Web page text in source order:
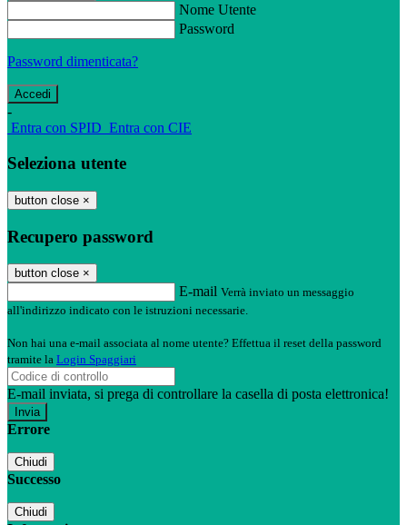
Nome Utente
Password
Password dimenticata?
-
Entra con SPID Entra con CIE
Seleziona utente
button close ×
Recupero password
button close ×
E-mail Verrà inviato un messaggio
all'indirizzo indicato con le istruzioni necessarie.
Non hai una e-mail associata al nome utente? Effettua il reset della password
tramite la Login Spaggiari
E-mail inviata, si prega di controllare la casella di posta elettronica!
Errore
Chiudi
Successo
Chiudi